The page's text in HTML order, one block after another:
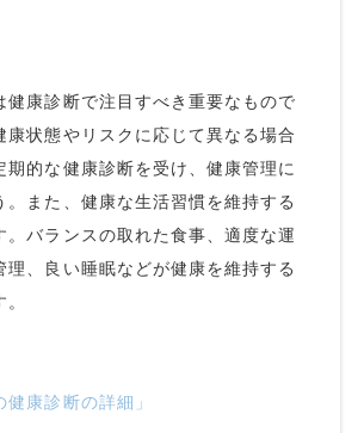
健康診断で注目すべき重要なもので
康状態やリスクに応じて異なる場合
期的な健康診断を受け、健康管理に
。また、健康な生活習慣を維持する
。バランスの取れた食事、適度な運
理、良い睡眠などが健康を維持する
健康診断の詳細」